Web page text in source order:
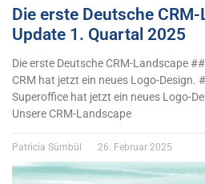
Die erste Deutsche
Update 1. Quartal 2025
Die erste Deutsche CRM-Landscape
CRM hat jetzt ein neues Logo-Design.
Superoffice hat jetzt ein neues Logo-
Unsere CRM-Landscape
Patricia Sümbül 26. Februar 2025